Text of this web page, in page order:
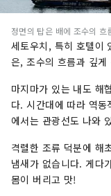
정면의 탑은 배에 조수의
세토우치, 특히 호텔이
은, 조수의 흐름과 깊게
마지마가 있는 내도 해
다. 시간대에 따라 역
에서는 관광선도 나와
격렬한 조류 덕분에 해
냄새가 없습니다. 게다
몸이 버리고 맛!